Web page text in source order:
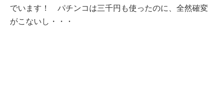
でいます！ パチンコは三千円も使ったのに、全然確変
がこないし・・・